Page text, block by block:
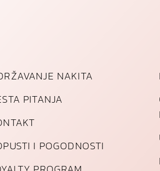
NAKITA
PITANJA
I POGODNOSTI